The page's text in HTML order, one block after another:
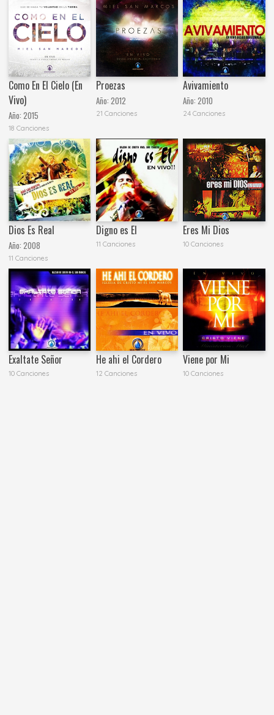
Como En El Cielo (En
Vivo)
Año:2015
18 Canciones
Proezas
Año: 2012
21 Canciones
Avivamiento
Año:2010
24 Canciones
Dios Es Real
Año:2008
11 Canciones
Digno es El
11 Canciones
Eres Mi Dios
10 Canciones
Exaltate Señor
10 Canciones
He ahi el Cordero
12 Canciones
Viene por Mi
10 Canciones